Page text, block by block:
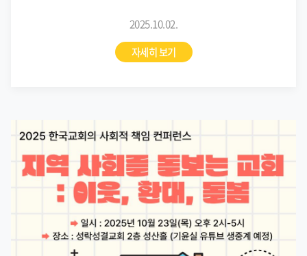
2025.10.02.
자세히 보기